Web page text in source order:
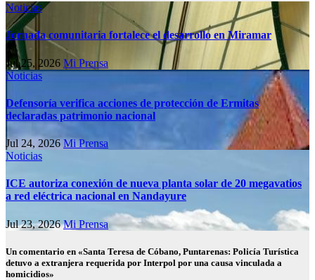
Noticias
Jornada comunitaria fortalece el desarrollo en Miramar
Jul 25, 2026 Mi Prensa
Noticias
Defensoría verifica acciones de protección de Ermitas
declaradas patrimonio nacional
Jul 24, 2026Mi Prensa
Noticias
ICE autoriza conexión de nueva planta solar de 20 megavatios
a red eléctrica nacional en Nandayure
Jul 23, 2026Mi Prensa
Un comentario en «Santa Teresa de Cóbano, Puntarenas: Policía Turística
detuvo a extranjera requerida por Interpol por una causa vinculada a
homicidios»